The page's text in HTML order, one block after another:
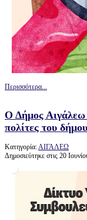
Περισσότερα...
Ο Δήμος Αιγάλεω
πολίτες του δήμου
Κατηγορία:ΑΙΓΑΛΕΩ
Δημοσιεύτηκε στις 20